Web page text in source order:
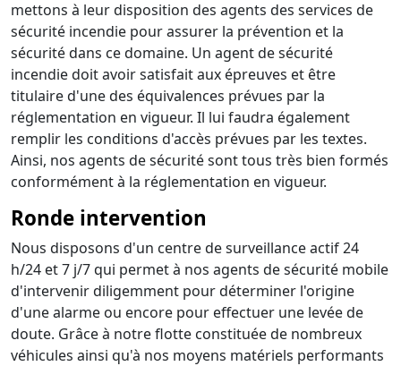
mettons à leur disposition des agents des services de
sécurité incendie pour assurer la prévention et la
sécurité dans ce domaine. Un agent de sécurité
incendie doit avoir satisfait aux épreuves et être
titulaire d'une des équivalences prévues par la
réglementation en vigueur. Il lui faudra également
remplir les conditions d'accès prévues par les textes.
Ainsi, nos agents de sécurité sont tous très bien formés
conformément à la réglementation en vigueur.
Ronde intervention
Nous disposons d'un centre de surveillance actif 24
h/24 et 7 j/7 qui permet à nos agents de sécurité mobile
d'intervenir diligemment pour déterminer l'origine
d'une alarme ou encore pour effectuer une levée de
doute. Grâce à notre flotte constituée de nombreux
véhicules ainsi qu'à nos moyens matériels performants